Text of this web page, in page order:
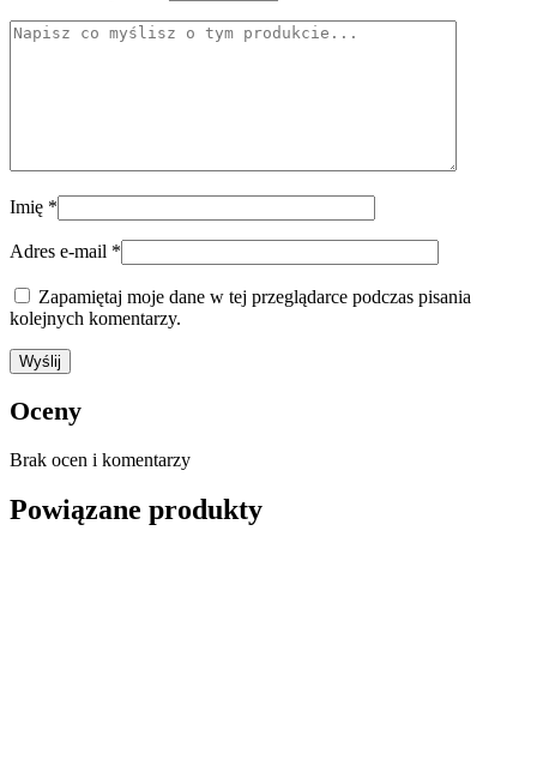
Imię *
Adres e-mail *
Zapamiętaj moje dane w tej przeglądarce podczas pisania
kolejnych komentarzy.
Oceny
Brak ocen i komentarzy
Powiązane produkty